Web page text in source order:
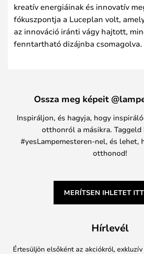
kreatív energiáinak és innovatív
fókuszpontja a Luceplan volt,
az innováció iránti vágy hajtott,
fenntartható dizájnba csomagolva.
Ossza meg képeit
Inspiráljon, és hagyja, hogy
otthonról a másikra. Taggeld
#yesLampemesteren-nel, és
otthonod!
MERÍTSEN IHLETET ITT
Hírlevél
Értesüljön elsőként az akciókról,